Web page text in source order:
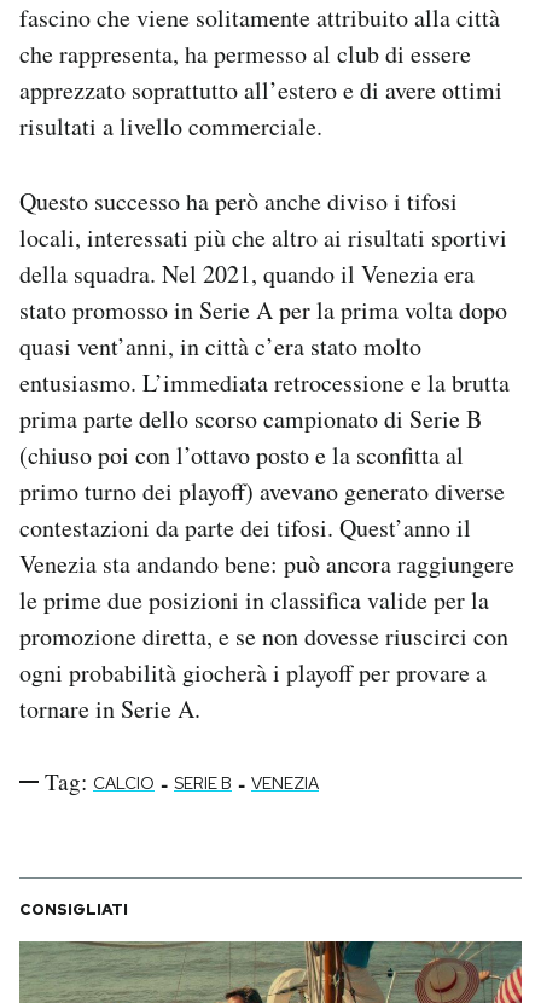
fascino che viene solitamente attribuito alla città
che rappresenta, ha permesso al club di essere
apprezzato soprattutto all’estero e di avere ottimi
risultati a livello commerciale.
Questo successo ha però anche diviso i tifosi
locali, interessati più che altro ai risultati sportivi
della squadra. Nel 2021, quando il Venezia era
stato promosso in Serie A per la prima volta dopo
quasi vent’anni, in città c’era stato molto
entusiasmo. L’immediata retrocessione e la brutta
prima parte dello scorso campionato di Serie B
(chiuso poi con l’ottavo posto e la sconfitta al
primo turno dei playoff) avevano generato diverse
contestazioni da parte dei tifosi. Quest’anno il
Venezia sta andando bene: può ancora raggiungere
le prime due posizioni in classifica valide per la
promozione diretta, e se non dovesse riuscirci con
ogni probabilità giocherà i playoff per provare a
tornare in Serie A.
Tag: CALCIO - SERIE B - VENEZIA
CONSIGLIATI